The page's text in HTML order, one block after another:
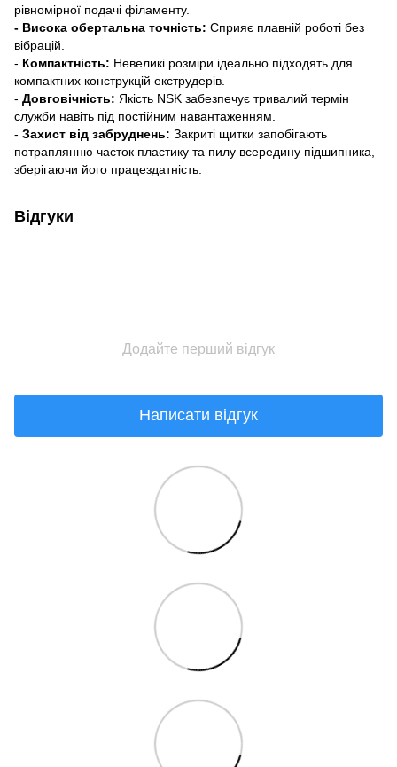
рівномірної подачі філаменту.
- Висока обертальна точність: Сприяє плавній роботі без
вібрацій.
- Компактність: Невеликі розміри ідеально підходять для
компактних конструкцій екструдерів.
- Довговічність: Якість NSK забезпечує тривалий термін
служби навіть під постійним навантаженням.
- Захист від забруднень: Закриті щитки запобігають
потраплянню часток пластику та пилу всередину підшипника,
зберігаючи його працездатність.
Відгуки
Додайте перший відгук
Написати відгук